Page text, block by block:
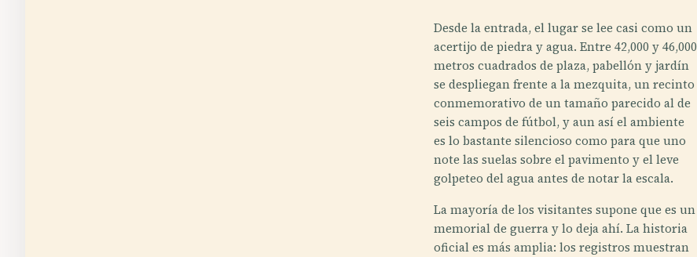
Desde la entrada, el lugar se lee casi como un
acertijo de piedra y agua. Entre 42,000 y 46,000
metros cuadrados de plaza, pabellón y jardín
se despliegan frente a la mezquita, un recinto
conmemorativo de un tamaño parecido al de
seis campos de fútbol, y aun así el ambiente
es lo bastante silencioso como para que uno
note las suelas sobre el pavimento y el leve
golpeteo del agua antes de notar la escala.
La mayoría de los visitantes supone que es un
memorial de guerra y lo deja ahí. La historia
oficial es más amplia: los registros muestran